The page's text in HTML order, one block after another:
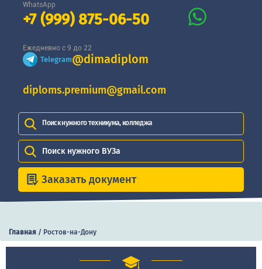
WhatsApp
+7 (999) 875-06-50
Ежедневно с 9 до 22
Telegram@dimadiplom
diploms.premium@gmail.com
Поиск нужного техникума, колледжа
Поиск нужного ВУЗа
Заказать документ
Главная / Ростов-на-Дону